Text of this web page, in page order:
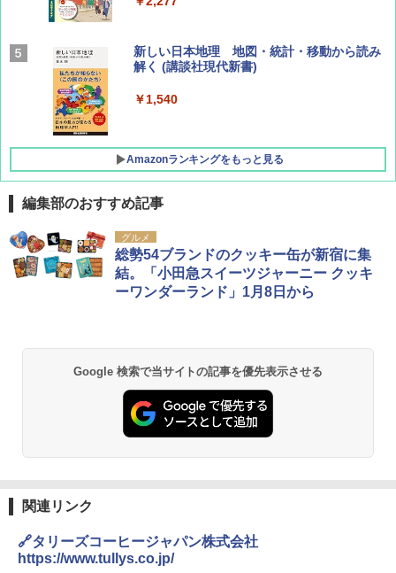
AIRLINE（エアライン）2026年9月号【特
集】ボーイング110周年を祝して！
￥1,760
新しい日本地理 地図・統計・移動から読み
解く (講談社現代新書)
￥1,540
Amazonランキングをもっと見る
[キャンパーズコレクション 山善] ポップアッ
プテント 傘みたいに広げて畳める パッとサ
ッとサンシェード キューブ フルクローズ メ
ッシュ 簡単設置 ワンタッチテント キャンプ
&ハイキング カーキ PATC-150(KH)
PYKES PEAK (パイクスピーク) 着替えテン
ト プライバシー テント 【中が透けない】 1
人用 折りたたみ 防災グッズ 災害用トイレ ビ
ーチ ピクニック ポップアップテント 携帯 簡
易 トイレテント (グレー)
テント ワンタッチ RENEW 幅200 2-3人用 43
500002(88859)
熊撃退スプレー 熊よけスプレー 熊スプレー
【日本企業販売】超強力クマ対策スプレー 30
0ml（連続噴射30秒）110ml（連続噴射15
秒）射程5～10m 安全ロック搭載 携帯収納袋
付き ヒグマ・イノシシ対策 自治体・教育機
￥3,680
GRANDOOR ステンレス保冷剤 2個セット 2
026リニューアル 急速冷凍 空間倍増 衛生的
BUNDOK(バンドック)ソロ ドーム 1 EX BDK
-08EX カーキ ソロキャンプ ポリエステル フ
レーム ドーム型 テント
編集部のおすすめ記事
グルメ
総勢54ブランドのクッキー缶が新宿に集
結。「小田急スイーツジャーニー クッキ
ーワンダーランド」1月8日から
Google 検索で当サイトの記事を優先表示させる
関連リンク
🔗タリーズコーヒージャパン株式会社
https://www.tullys.co.jp/